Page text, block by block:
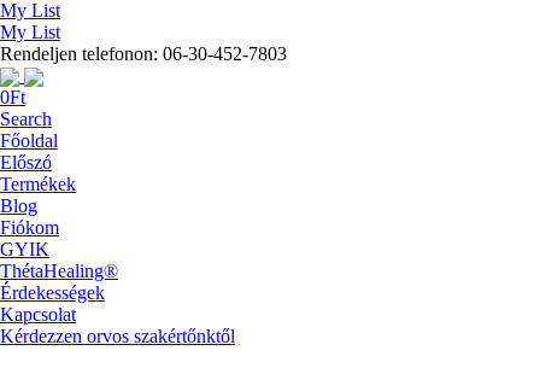
My List
My List
Rendeljen telefonon: 06-30-452-7803
0Ft
Search
Főoldal
Előszó
Termékek
Blog
Fiókom
GYIK
ThétaHealing®
Érdekességek
Kapcsolat
Kérdezzen orvos szakértőnktől